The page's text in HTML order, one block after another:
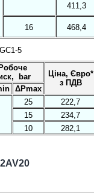
411,3
16 468,4
bar
Ціна, Євро*
з ПДВ
ΔPmax
25
222,7
15
234,7
10 282,1